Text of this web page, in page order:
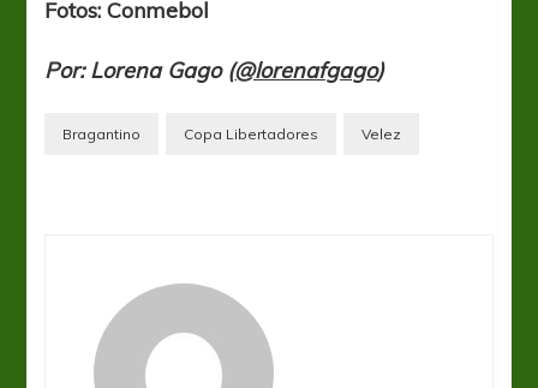
Fotos: Conmebol
Por: Lorena Gago (@lorenafgago)
Bragantino Copa Libertadores Velez